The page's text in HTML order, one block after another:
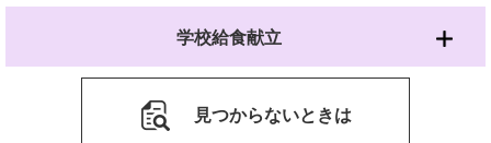
学校給食献立
見つからないときは